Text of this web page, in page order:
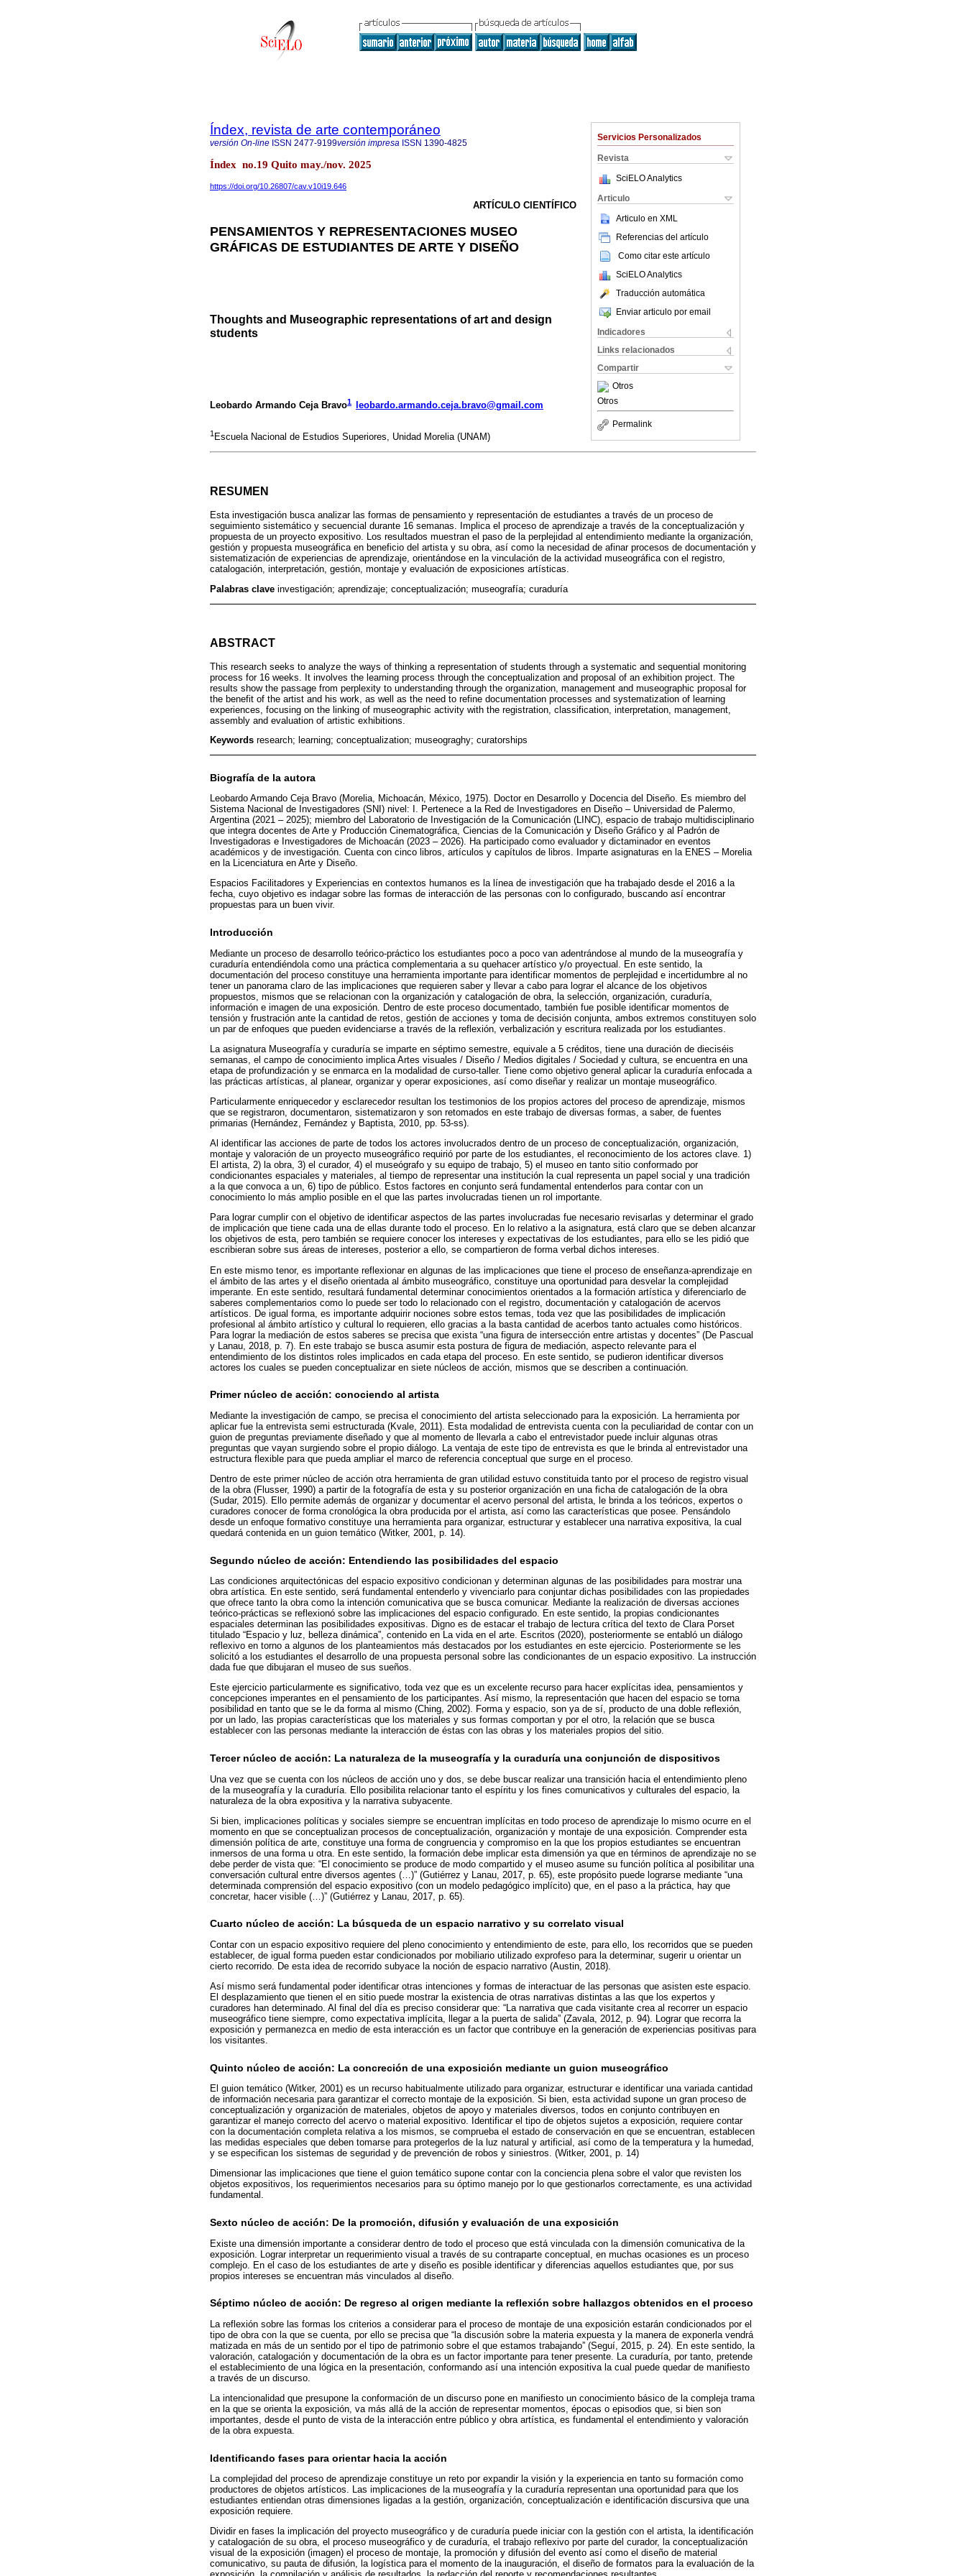
Servicios Personalizados
Revista
SciELO Analytics
Articulo
Articulo en XML
Referencias del artículo
Como citar este artículo
SciELO Analytics
Traducción automática
Enviar articulo por email
Indicadores
Links relacionados
Compartir
Otros
Otros
Permalink
Índex, revista de arte contemporáneo
versión On-line ISSN 2477-9199versión impresa ISSN 1390-4825
Índex no.19 Quito may./nov. 2025
https://doi.org/10.26807/cav.v10i19.646
ARTÍCULO CIENTÍFICO
PENSAMIENTOS Y REPRESENTACIONES MUSEO
GRÁFICAS DE ESTUDIANTES DE ARTE Y DISEÑO
Thoughts and Museographic representations of art and design
students
Leobardo Armando Ceja Bravo1 leobardo.armando.ceja.bravo@gmail.com
1 Escuela Nacional de Estudios Superiores, Unidad Morelia (UNAM)
RESUMEN
Esta investigación busca analizar las formas de pensamiento y representación de estudiantes a través de un proceso de
seguimiento sistemático y secuencial durante 16 semanas. Implica el proceso de aprendizaje a través de la conceptualización y
propuesta de un proyecto expositivo. Los resultados muestran el paso de la perplejidad al entendimiento mediante la organización,
gestión y propuesta museográfica en beneficio del artista y su obra, así como la necesidad de afinar procesos de documentación y
sistematización de experiencias de aprendizaje, orientándose en la vinculación de la actividad museográfica con el registro,
catalogación, interpretación, gestión, montaje y evaluación de exposiciones artísticas.
Palabras clave investigación; aprendizaje; conceptualización; museografía; curaduría
ABSTRACT
This research seeks to analyze the ways of thinking a representation of students through a systematic and sequential monitoring
process for 16 weeks. It involves the learning process through the conceptualization and proposal of an exhibition project. The
results show the passage from perplexity to understanding through the organization, management and museographic proposal for
the benefit of the artist and his work, as well as the need to refine documentation processes and systematization of learning
experiences, focusing on the linking of museographic activity with the registration, classification, interpretation, management,
assembly and evaluation of artistic exhibitions.
Keywords research; learning; conceptualization; museograghy; curatorships
Biografía de la autora
Leobardo Armando Ceja Bravo (Morelia, Michoacán, México, 1975). Doctor en Desarrollo y Docencia del Diseño. Es miembro del
Sistema Nacional de Investigadores (SNI) nivel: I. Pertenece a la Red de Investigadores en Diseño – Universidad de Palermo,
Argentina (2021 – 2025); miembro del Laboratorio de Investigación de la Comunicación (LINC), espacio de trabajo multidisciplinario
que integra docentes de Arte y Producción Cinematográfica, Ciencias de la Comunicación y Diseño Gráfico y al Padrón de
Investigadoras e Investigadores de Michoacán (2023 – 2026). Ha participado como evaluador y dictaminador en eventos
académicos y de investigación. Cuenta con cinco libros, artículos y capítulos de libros. Imparte asignaturas en la ENES – Morelia
en la Licenciatura en Arte y Diseño.
Espacios Facilitadores y Experiencias en contextos humanos es la línea de investigación que ha trabajado desde el 2016 a la
fecha, cuyo objetivo es indagar sobre las formas de interacción de las personas con lo configurado, buscando así encontrar
propuestas para un buen vivir.
Introducción
Mediante un proceso de desarrollo teórico-práctico los estudiantes poco a poco van adentrándose al mundo de la museografía y
curaduría entendiéndola como una práctica complementaria a su quehacer artístico y/o proyectual. En este sentido, la
documentación del proceso constituye una herramienta importante para identificar momentos de perplejidad e incertidumbre al no
tener un panorama claro de las implicaciones que requieren saber y llevar a cabo para lograr el alcance de los objetivos
propuestos, mismos que se relacionan con la organización y catalogación de obra, la selección, organización, curaduría,
información e imagen de una exposición. Dentro de este proceso documentado, también fue posible identificar momentos de
tensión y frustración ante la cantidad de retos, gestión de acciones y toma de decisión conjunta, ambos extremos constituyen solo
un par de enfoques que pueden evidenciarse a través de la reflexión, verbalización y escritura realizada por los estudiantes.
La asignatura Museografía y curaduría se imparte en séptimo semestre, equivale a 5 créditos, tiene una duración de dieciséis
semanas, el campo de conocimiento implica Artes visuales / Diseño / Medios digitales / Sociedad y cultura, se encuentra en una
etapa de profundización y se enmarca en la modalidad de curso-taller. Tiene como objetivo general aplicar la curaduría enfocada a
las prácticas artísticas, al planear, organizar y operar exposiciones, así como diseñar y realizar un montaje museográfico.
Particularmente enriquecedor y esclarecedor resultan los testimonios de los propios actores del proceso de aprendizaje, mismos
que se registraron, documentaron, sistematizaron y son retomados en este trabajo de diversas formas, a saber, de fuentes
primarias (Hernández, Fernández y Baptista, 2010, pp. 53-ss).
Al identificar las acciones de parte de todos los actores involucrados dentro de un proceso de conceptualización, organización,
montaje y valoración de un proyecto museográfico requirió por parte de los estudiantes, el reconocimiento de los actores clave. 1)
El artista, 2) la obra, 3) el curador, 4) el museógrafo y su equipo de trabajo, 5) el museo en tanto sitio conformado por
condicionantes espaciales y materiales, al tiempo de representar una institución la cual representa un papel social y una tradición
a la que convoca a un, 6) tipo de público. Estos factores en conjunto será fundamental entenderlos para contar con un
conocimiento lo más amplio posible en el que las partes involucradas tienen un rol importante.
Para lograr cumplir con el objetivo de identificar aspectos de las partes involucradas fue necesario revisarlas y determinar el grado
de implicación que tiene cada una de ellas durante todo el proceso. En lo relativo a la asignatura, está claro que se deben alcanzar
los objetivos de esta, pero también se requiere conocer los intereses y expectativas de los estudiantes, para ello se les pidió que
escribieran sobre sus áreas de intereses, posterior a ello, se compartieron de forma verbal dichos intereses.
En este mismo tenor, es importante reflexionar en algunas de las implicaciones que tiene el proceso de enseñanza-aprendizaje en
el ámbito de las artes y el diseño orientada al ámbito museográfico, constituye una oportunidad para desvelar la complejidad
imperante. En este sentido, resultará fundamental determinar conocimientos orientados a la formación artística y diferenciarlo de
saberes complementarios como lo puede ser todo lo relacionado con el registro, documentación y catalogación de acervos
artísticos. De igual forma, es importante adquirir nociones sobre estos temas, toda vez que las posibilidades de implicación
profesional al ámbito artístico y cultural lo requieren, ello gracias a la basta cantidad de acerbos tanto actuales como históricos.
Para lograr la mediación de estos saberes se precisa que exista “una figura de intersección entre artistas y docentes” (De Pascual
y Lanau, 2018, p. 7). En este trabajo se busca asumir esta postura de figura de mediación, aspecto relevante para el
entendimiento de los distintos roles implicados en cada etapa del proceso. En este sentido, se pudieron identificar diversos
actores los cuales se pueden conceptualizar en siete núcleos de acción, mismos que se describen a continuación.
Primer núcleo de acción: conociendo al artista
Mediante la investigación de campo, se precisa el conocimiento del artista seleccionado para la exposición. La herramienta por
aplicar fue la entrevista semi estructurada (Kvale, 2011). Esta modalidad de entrevista cuenta con la peculiaridad de contar con un
guion de preguntas previamente diseñado y que al momento de llevarla a cabo el entrevistador puede incluir algunas otras
preguntas que vayan surgiendo sobre el propio diálogo. La ventaja de este tipo de entrevista es que le brinda al entrevistador una
estructura flexible para que pueda ampliar el marco de referencia conceptual que surge en el proceso.
Dentro de este primer núcleo de acción otra herramienta de gran utilidad estuvo constituida tanto por el proceso de registro visual
de la obra (Flusser, 1990) a partir de la fotografía de esta y su posterior organización en una ficha de catalogación de la obra
(Sudar, 2015). Ello permite además de organizar y documentar el acervo personal del artista, le brinda a los teóricos, expertos o
curadores conocer de forma cronológica la obra producida por el artista, así como las características que posee. Pensándolo
desde un enfoque formativo constituye una herramienta para organizar, estructurar y establecer una narrativa expositiva, la cual
quedará contenida en un guion temático (Witker, 2001, p. 14).
Segundo núcleo de acción: Entendiendo las posibilidades del espacio
Las condiciones arquitectónicas del espacio expositivo condicionan y determinan algunas de las posibilidades para mostrar una
obra artística. En este sentido, será fundamental entenderlo y vivenciarlo para conjuntar dichas posibilidades con las propiedades
que ofrece tanto la obra como la intención comunicativa que se busca comunicar. Mediante la realización de diversas acciones
teórico-prácticas se reflexionó sobre las implicaciones del espacio configurado. En este sentido, la propias condicionantes
espaciales determinan las posibilidades expositivas. Digno es de estacar el trabajo de lectura crítica del texto de Clara Porset
titulado “Espacio y luz, belleza dinámica”, contenido en La vida en el arte. Escritos (2020), posteriormente se entabló un diálogo
reflexivo en torno a algunos de los planteamientos más destacados por los estudiantes en este ejercicio. Posteriormente se les
solicitó a los estudiantes el desarrollo de una propuesta personal sobre las condicionantes de un espacio expositivo. La instrucción
dada fue que dibujaran el museo de sus sueños.
Este ejercicio particularmente es significativo, toda vez que es un excelente recurso para hacer explícitas idea, pensamientos y
concepciones imperantes en el pensamiento de los participantes. Así mismo, la representación que hacen del espacio se torna
posibilidad en tanto que se le da forma al mismo (Ching, 2002). Forma y espacio, son ya de sí, producto de una doble reflexión,
por un lado, las propias características que los materiales y sus formas comportan y por el otro, la relación que se busca
establecer con las personas mediante la interacción de éstas con las obras y los materiales propios del sitio.
Tercer núcleo de acción: La naturaleza de la museografía y la curaduría una conjunción de dispositivos
Una vez que se cuenta con los núcleos de acción uno y dos, se debe buscar realizar una transición hacia el entendimiento pleno
de la museografía y la curaduría. Ello posibilita relacionar tanto el espíritu y los fines comunicativos y culturales del espacio, la
naturaleza de la obra expositiva y la narrativa subyacente.
Si bien, implicaciones políticas y sociales siempre se encuentran implícitas en todo proceso de aprendizaje lo mismo ocurre en el
momento en que se conceptualizan procesos de conceptualización, organización y montaje de una exposición. Comprender esta
dimensión política de arte, constituye una forma de congruencia y compromiso en la que los propios estudiantes se encuentran
inmersos de una forma u otra. En este sentido, la formación debe implicar esta dimensión ya que en términos de aprendizaje no se
debe perder de vista que: “El conocimiento se produce de modo compartido y el museo asume su función política al posibilitar una
conversación cultural entre diversos agentes (…)” (Gutiérrez y Lanau, 2017, p. 65), este propósito puede lograrse mediante “una
determinada comprensión del espacio expositivo (con un modelo pedagógico implícito) que, en el paso a la práctica, hay que
concretar, hacer visible (…)” (Gutiérrez y Lanau, 2017, p. 65).
Cuarto núcleo de acción: La búsqueda de un espacio narrativo y su correlato visual
Contar con un espacio expositivo requiere del pleno conocimiento y entendimiento de este, para ello, los recorridos que se pueden
establecer, de igual forma pueden estar condicionados por mobiliario utilizado exprofeso para la determinar, sugerir u orientar un
cierto recorrido. De esta idea de recorrido subyace la noción de espacio narrativo (Austin, 2018).
Así mismo será fundamental poder identificar otras intenciones y formas de interactuar de las personas que asisten este espacio.
El desplazamiento que tienen el en sitio puede mostrar la existencia de otras narrativas distintas a las que los expertos y
curadores han determinado. Al final del día es preciso considerar que: “La narrativa que cada visitante crea al recorrer un espacio
museográfico tiene siempre, como expectativa implícita, llegar a la puerta de salida” (Zavala, 2012, p. 94). Lograr que recorra la
exposición y permanezca en medio de esta interacción es un factor que contribuye en la generación de experiencias positivas para
los visitantes.
Quinto núcleo de acción: La concreción de una exposición mediante un guion museográfico
El guion temático (Witker, 2001) es un recurso habitualmente utilizado para organizar, estructurar e identificar una variada cantidad
de información necesaria para garantizar el correcto montaje de la exposición. Si bien, esta actividad supone un gran proceso de
conceptualización y organización de materiales, objetos de apoyo y materiales diversos, todos en conjunto contribuyen en
garantizar el manejo correcto del acervo o material expositivo. Identificar el tipo de objetos sujetos a exposición, requiere contar
con la documentación completa relativa a los mismos, se comprueba el estado de conservación en que se encuentran, establecen
las medidas especiales que deben tomarse para protegerlos de la luz natural y artificial, así como de la temperatura y la humedad,
y se especifican los sistemas de seguridad y de prevención de robos y siniestros. (Witker, 2001, p. 14)
Dimensionar las implicaciones que tiene el guion temático supone contar con la conciencia plena sobre el valor que revisten los
objetos expositivos, los requerimientos necesarios para su óptimo manejo por lo que gestionarlos correctamente, es una actividad
fundamental.
Sexto núcleo de acción: De la promoción, difusión y evaluación de una exposición
Existe una dimensión importante a considerar dentro de todo el proceso que está vinculada con la dimensión comunicativa de la
exposición. Lograr interpretar un requerimiento visual a través de su contraparte conceptual, en muchas ocasiones es un proceso
complejo. En el caso de los estudiantes de arte y diseño es posible identificar y diferencias aquellos estudiantes que, por sus
propios intereses se encuentran más vinculados al diseño.
Séptimo núcleo de acción: De regreso al origen mediante la reflexión sobre hallazgos obtenidos en el proceso
La reflexión sobre las formas los criterios a considerar para el proceso de montaje de una exposición estarán condicionados por el
tipo de obra con la que se cuenta, por ello se precisa que “la discusión sobre la materia expuesta y la manera de exponerla vendrá
matizada en más de un sentido por el tipo de patrimonio sobre el que estamos trabajando” (Seguí, 2015, p. 24). En este sentido, la
valoración, catalogación y documentación de la obra es un factor importante para tener presente. La curaduría, por tanto, pretende
el establecimiento de una lógica en la presentación, conformando así una intención expositiva la cual puede quedar de manifiesto
a través de un discurso.
La intencionalidad que presupone la conformación de un discurso pone en manifiesto un conocimiento básico de la compleja trama
en la que se orienta la exposición, va más allá de la acción de representar momentos, épocas o episodios que, si bien son
importantes, desde el punto de vista de la interacción entre público y obra artística, es fundamental el entendimiento y valoración
de la obra expuesta.
Identificando fases para orientar hacia la acción
La complejidad del proceso de aprendizaje constituye un reto por expandir la visión y la experiencia en tanto su formación como
productores de objetos artísticos. Las implicaciones de la museografía y la curaduría representan una oportunidad para que los
estudiantes entiendan otras dimensiones ligadas a la gestión, organización, conceptualización e identificación discursiva que una
exposición requiere.
Dividir en fases la implicación del proyecto museográfico y de curaduría puede iniciar con la gestión con el artista, la identificación
y catalogación de su obra, el proceso museográfico y de curaduría, el trabajo reflexivo por parte del curador, la conceptualización
visual de la exposición (imagen) el proceso de montaje, la promoción y difusión del evento así como el diseño de material
comunicativo, su pauta de difusión, la logística para el momento de la inauguración, el diseño de formatos para la evaluación de la